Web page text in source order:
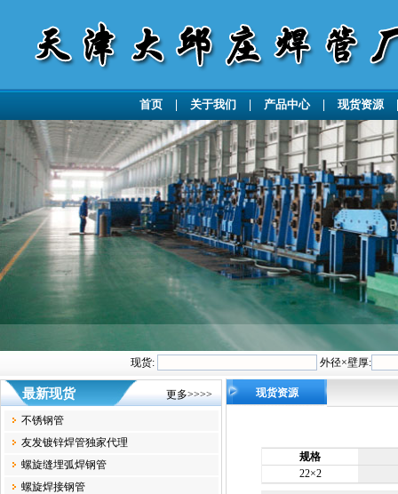
首页 关于我们 产品中心| 现货资源
现货: 外径×壁厚:
最新现货 更多>>>>
不锈钢管
友发镀锌焊管独家代理
螺旋缝埋弧焊钢管
螺旋焊接钢管
现货资源
规格
22×2